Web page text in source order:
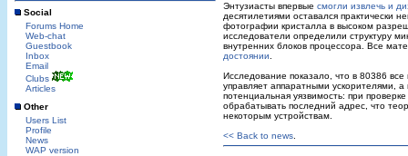
Social
Forums Home
Web-chat
Guestbook
Inbox
Email
Clubs
Articles
Other
Users List
Profile
News
WAP version
Энтузиасты впервые смогли извлечь и
десятилетиями оставался практически
фотографии кристалла в высоком
исследователи определили структуру
внутренних блоков процессора. Все
достоянии
Исследование показало, что в 80386
управляет аппаратными ускорителями,
потенциальная уязвимость: при
обрабатывать последний адрес, что
некоторым устройствам.
<< Back to news